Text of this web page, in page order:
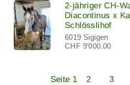
2-jähriger CH-
Diacontinus x
Schlösslihof
6019 Sigigen
CHF 9’000.00
Seite 1 2 3